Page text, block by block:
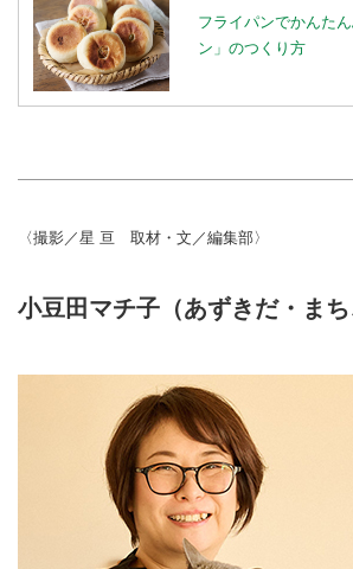
フライパンでかんた
ン」のつくり方
〈撮影／星 亘 取材・文／編集部〉
小豆田マチ子（あずきだ・まち